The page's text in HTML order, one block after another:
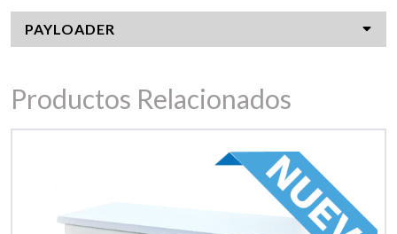
PAYLOADER
Productos Relacionados